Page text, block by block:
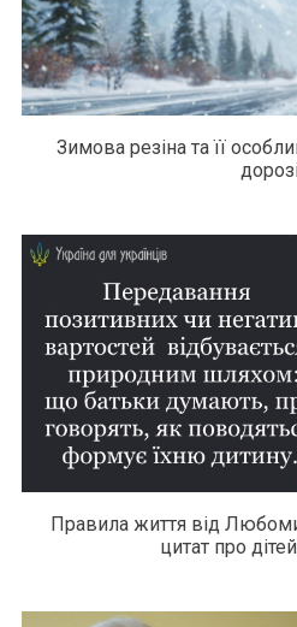
Зимова резіна та її
Правила життя від
цитат про